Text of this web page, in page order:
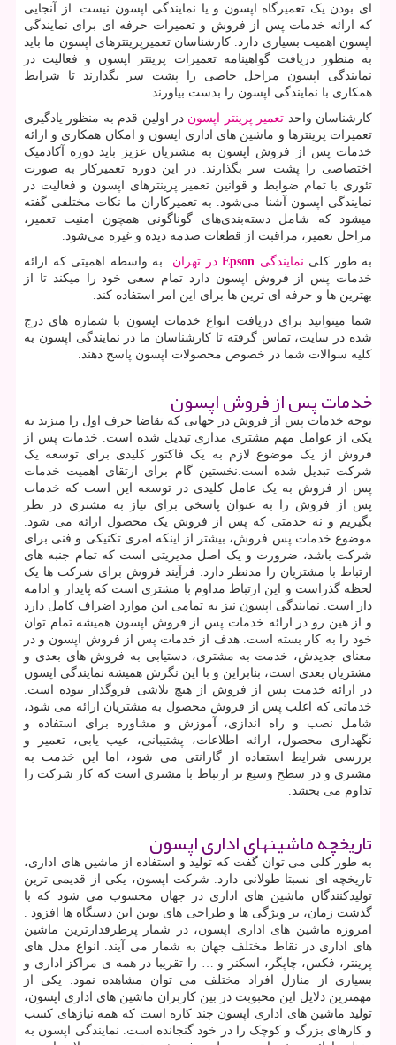
ای بودن یک تعمیرگاه اپسون و یا نمایندگی اپسون نیست. از آنجایی
که ارائه خدمات پس از فروش و تعمیرات حرفه ای برای نمایندگی
اپسون اهمیت بسیاری دارد. کارشناسان تعمیرپرینترهای اپسون ما باید
به منظور دریافت گواهینامه تعمیرات پرینتر اپسون و فعالیت در
نمایندگی اپسون مراحل خاصی را پشت سر بگذارند تا شرایط
همکاری با نمایندگی اپسون را بدست بیاورند.
کارشناسان واحد تعمیر پرینتر اپسون در اولین قدم به منظور یادگیری
تعمیرات پرینترها و ماشین های اداری اپسون و امکان همکاری و ارائه
خدمات پس از فروش اپسون به مشتریان عزیز باید دوره آکادمیک
اختصاصی را پشت سر بگذارند. در این دوره تعمیرکار به صورت
تئوری با تمام ضوابط و قوانین تعمیر پرینترهای اپسون و فعالیت در
نمایندگی اپسون آشنا می‌شود. به تعمیرکاران ما نکات مختلفی گفته
میشود که شامل دسته‌بندی‌های گوناگونی همچون امنیت تعمیر،
مراحل تعمیر، مراقبت از قطعات صدمه دیده و غیره می‌شود.
به طور کلی نمایندگی Epson در تهران
به واسطه اهمیتی که ارائه
خدمات پس از فروش اپسون دارد تمام سعی خود را میکند تا از
بهترین ها و حرفه ای ترین ها برای این امر استفاده کند.
شما میتوانید برای دریافت انواع خدمات اپسون با شماره های درج
شده در سایت، تماس گرفته تا کارشناسان ما در نمایندگی اپسون به
کلیه سوالات شما در خصوص محصولات اپسون پاسخ دهند.
خدمات پس از فروش اپسون
توجه خدمات پس از فروش در جهانی که تقاضا حرف اول را میزند به
یکی از عوامل مهم مشتری مداری تبدیل شده است. خدمات پس از
فروش از یک موضوع لازم به یک فاکتور کلیدی برای توسعه یک
شرکت تبدیل شده است.نخستین گام برای ارتقای اهمیت خدمات
پس از فروش به یک عامل کلیدی در توسعه این است که خدمات
پس از فروش را به عنوان پاسخی برای نیاز به مشتری در نظر
بگیریم و نه خدمتی که پس از فروش یک محصول ارائه می شود.
موضوع خدمات پس فروش، بیشتر از اینکه امری تکنیکی و فنی برای
شرکت باشد، ضرورت و یک اصل مدیریتی است که تمام جنبه های
ارتباط با مشتریان را مدنظر دارد. فرآیند فروش برای شرکت ها یک
لحظه گذراست و این ارتباط مداوم با مشتری است که پایدار و ادامه
دار است. نمایندگی اپسون نیز به تمامی این موارد اضراف کامل دارد
و از هین رو در ارائه خدمات پس از فروش اپسون همیشه تمام توان
خود را به کار بسته است. هدف از خدمات پس از فروش اپسون و در
معنای جدیدش، خدمت به مشتری، دستیابی به فروش های بعدی و
مشتریان بعدی است، بنابراین و با این نگرش همیشه نمایندگی اپسون
در ارائه خدمت پس از فروش از هیچ تلاشی فروگذار نبوده است.
خدماتی که اغلب پس از فروش محصول به مشتریان ارائه می شود،
شامل نصب و راه اندازی، آموزش و مشاوره برای استفاده و
نگهداری محصول، ارائه اطلاعات، پشتیبانی، عیب یابی، تعمیر و
بررسی شرایط استفاده از گارانتی می شود، اما این خدمت به
مشتری و در سطح وسیع تر ارتباط با مشتری است که کار شرکت را
تداوم می بخشد.
تاریخچه ماشینهای اداری اپسون
به طور کلی می توان گفت که تولید و استفاده از ماشین های اداری،
تاریخچه ای نسبتا طولانی دارد. شرکت اپسون، یکی از قدیمی ترین
تولیدکنندگان ماشین های اداری در جهان محسوب می شود که با
گذشت زمان، بر ویژگی ها و طراحی های نوین این دستگاه ها افزود .
امروزه ماشین های اداری اپسون، در شمار پرطرفدارترین ماشین
های اداری در نقاط مختلف جهان به شمار می آیند. انواع مدل های
پرینتر، فکس، چاپگر، اسکنر و … را تقریبا در همه ی مراکز اداری و
بسیاری از منازل افراد مختلف می توان مشاهده نمود. یکی از
مهمترین دلایل این محبوبت در بین کاربران ماشین های اداری اپسون،
تولید ماشین های اداری اپسون چند کاره است که همه نیازهای کسب
و کارهای بزرگ و کوچک را در خود گنجانده است. نمایندگی اپسون به